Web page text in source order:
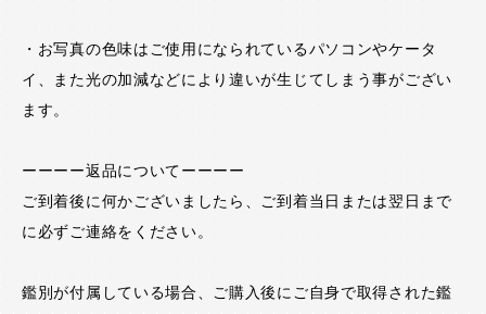
・お写真の色味はご使用になられているパソコンやケータ
イ、また光の加減などにより違いが生じてしまう事がござい
ます。
ーーーー返品についてーーーー
ご到着後に何かございましたら、ご到着当日または翌日まで
に必ずご連絡をください。
鑑別が付属している場合、ご購入後にご自身で取得された鑑